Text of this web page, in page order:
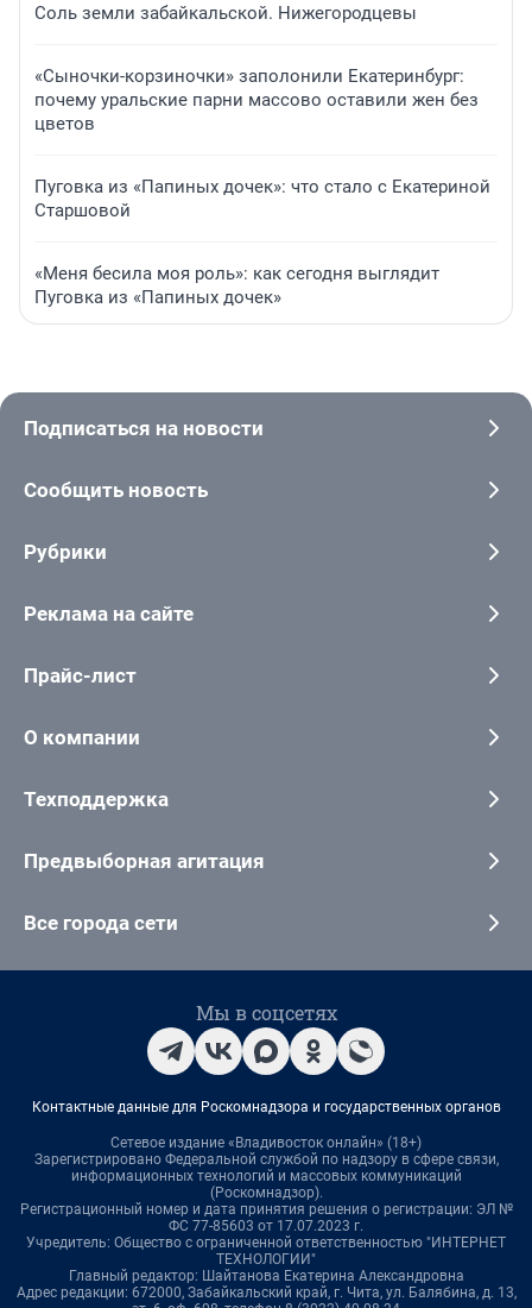
Соль земли забайкальской. Нижегородцевы
«Сыночки-корзиночки» заполонили Екатеринбург:
почему уральские парни массово оставили жен без
цветов
Пуговка из «Папиных дочек»: что стало с Екатериной
Старшовой
«Меня бесила моя роль»: как сегодня выглядит
Пуговка из «Папиных дочек»
Подписаться на новости
Сообщить новость
Рубрики
Реклама на сайте
Прайс-лист
О компании
Техподдержка
Предвыборная агитация
Все города сети
Мы в соцсетях
Контактные данные для Роскомнадзора и государственных органов
Сетевое издание «Владивосток онлайн» (18+)
Зарегистрировано Федеральной службой по надзору в сфере связи,
информационных технологий и массовых коммуникаций
(Роскомнадзор).
Регистрационный номер и дата принятия решения о регистрации: ЭЛ №
ФС 77-85603 от 17.07.2023 г.
Учредитель: Общество с ограниченной ответственностью "ИНТЕРНЕТ
ТЕХНОЛОГИИ"
Главный редактор: Шайтанова Екатерина Александровна
Адрес редакции: 672000, Забайкальский край, г. Чита, ул. Балябина, д. 13,